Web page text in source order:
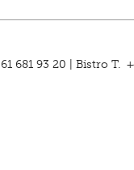
61 681 93 20 | Bistro T.